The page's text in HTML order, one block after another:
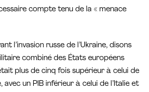
compte tenu de la « menace
l’invasion russe de l’Ukraine, disons
combiné des États européens
plus de cinq fois supérieur à celui de
avec un PIB inférieur à celui de l’Italie et